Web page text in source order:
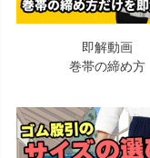
即解動画
巻帯の締め方